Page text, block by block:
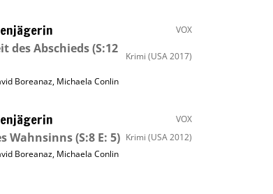
VOX
des Abschieds(S:12
Krimi (USA 2017)
Boreanaz, Michaela Conlin
VOX
Wahnsinns(S:8 E: 5) Krimi (USA 2012)
Boreanaz, Michaela Conlin